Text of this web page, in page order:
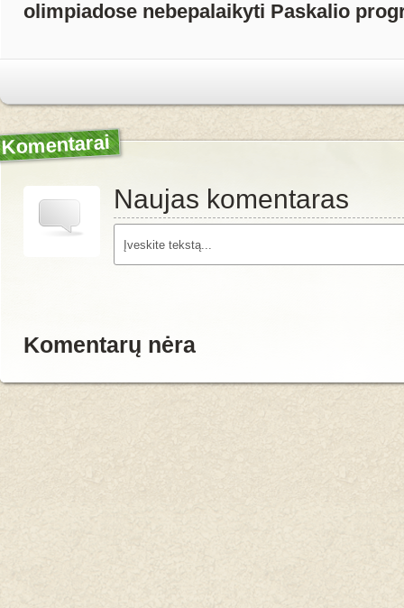
olimpiadose nebepalaikyti Paskalio
Komentarai
Naujas komentaras
Komentarų nėra